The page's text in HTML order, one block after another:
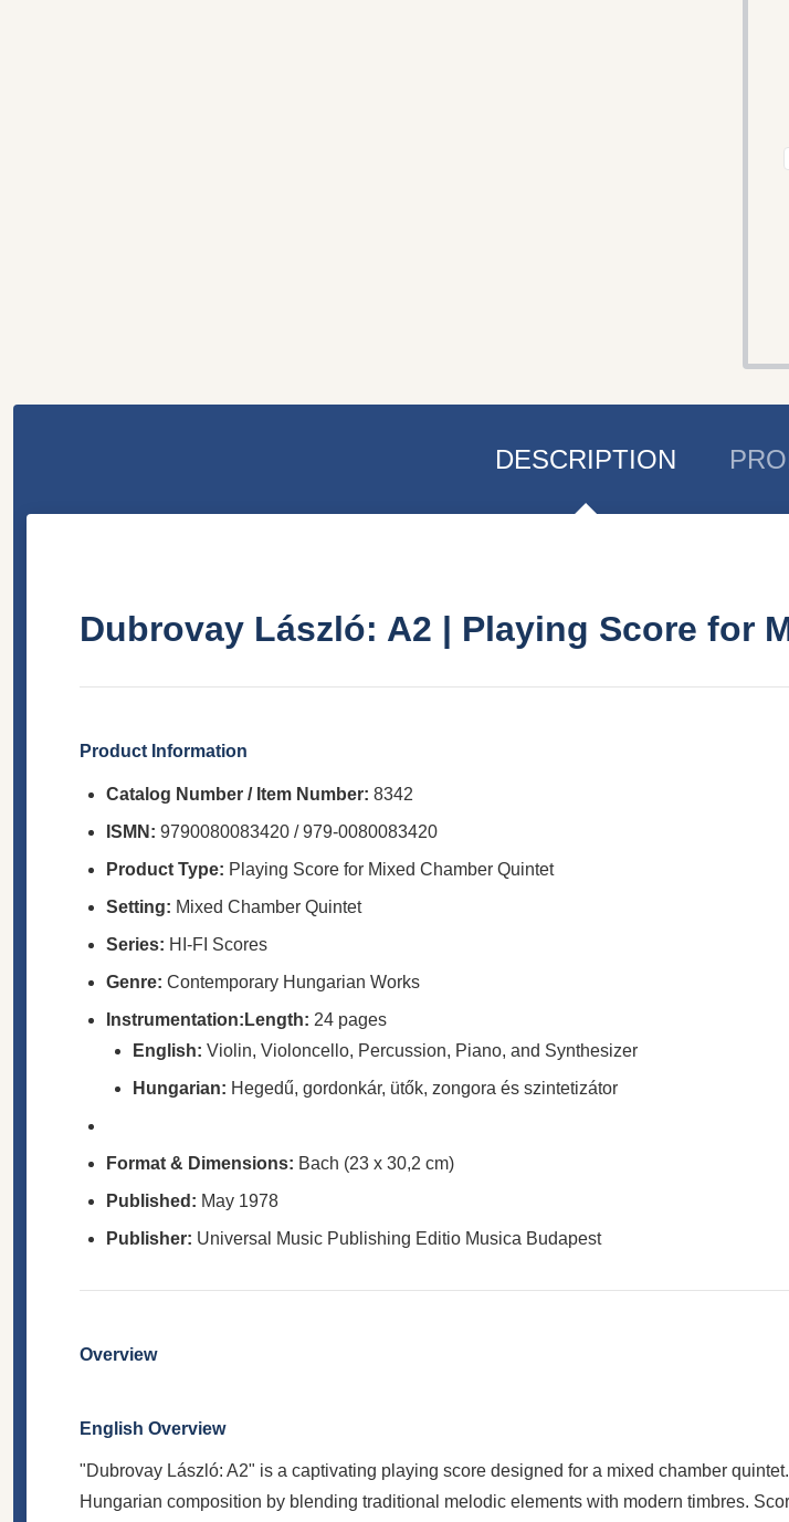
DESCRIPTION
Dubrovay László: A2 | Playing Score for
Product Information
Catalog Number / Item Number: 8342
ISMN: 9790080083420 / 979-0080083420
Product Type: Playing Score for Mixed Chamber Quintet
Setting: Mixed Chamber Quintet
Series: HI-FI Scores
Genre: Contemporary Hungarian Works
Instrumentation: Length: 24 pages
English: Violin, Violoncello, Percussion, Piano, and Synthesizer
Hungarian: Hegedű, gordonkár, ütők, zongora és szintetizátor
Format & Dimensions: Bach (23 x 30,2 cm)
Published: May 1978
Publisher: Universal Music Publishing Editio Musica Budapest
Overview
English Overview
"Dubrovay László: A2" is a captivating playing score designed for a mixed chamber
Hungarian composition by blending traditional melodic elements with modern timbres.